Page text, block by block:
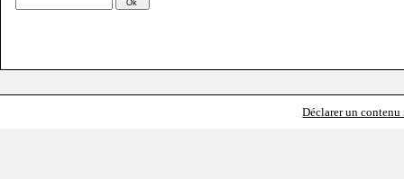
Déclarer un